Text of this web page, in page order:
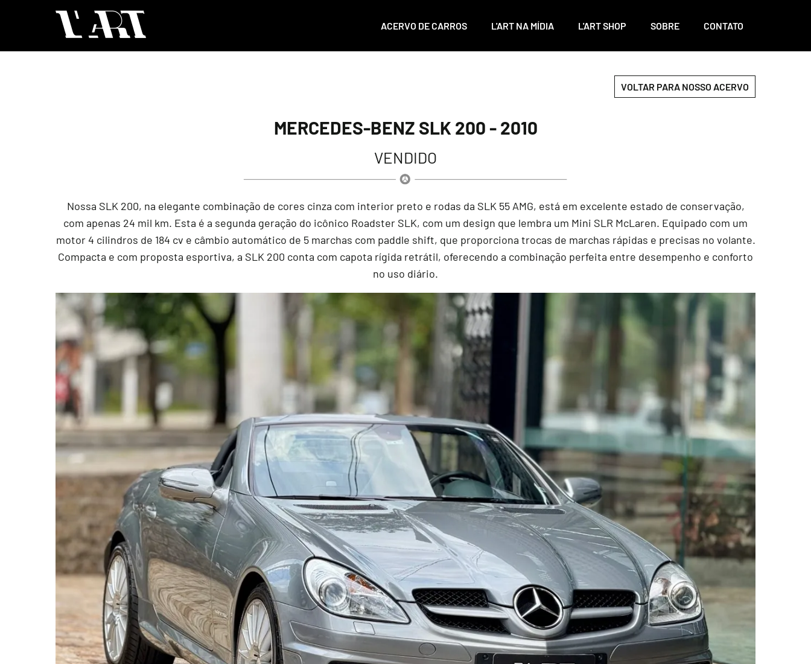
ACERVO DE CARROS L'ART NA MÍDIA L'ART SHOP SOBRE CONTATO
VOLTAR PARA NOSSO ACERVO
MERCEDES-BENZ SLK 200 - 2010
VENDIDO
Nossa SLK 200, na elegante combinação de cores cinza com interior preto e rodas da SLK 55 AMG, está em excelente estado de conservação,
com apenas 24 mil km. Esta é a segunda geração do icônico Roadster SLK, com um design que lembra um Mini SLR McLaren. Equipado com um
motor 4 cilindros de 184 cv e câmbio automático de 5 marchas com paddle shift, que proporciona trocas de marchas rápidas e precisas no volante.
Compacta e com proposta esportiva, a SLK 200 conta com capota rígida retrátil, oferecendo a combinação perfeita entre desempenho e conforto
no uso diário.